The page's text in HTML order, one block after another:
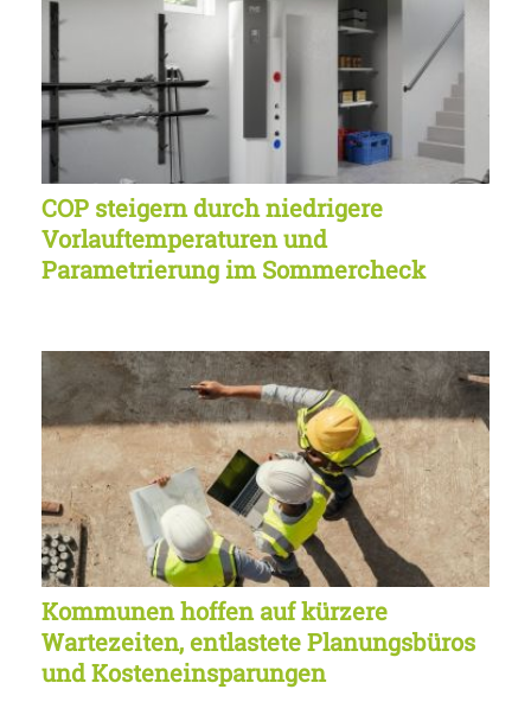
COP steigern durch niedrigere
Vorlauftemperaturen und
Parametrierung im Sommercheck
Kommunen hoffen auf kürzere
Wartezeiten, entlastete Planungsbüros
und Kosteneinsparungen